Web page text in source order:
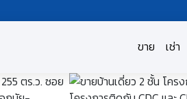
ขาย เช่า